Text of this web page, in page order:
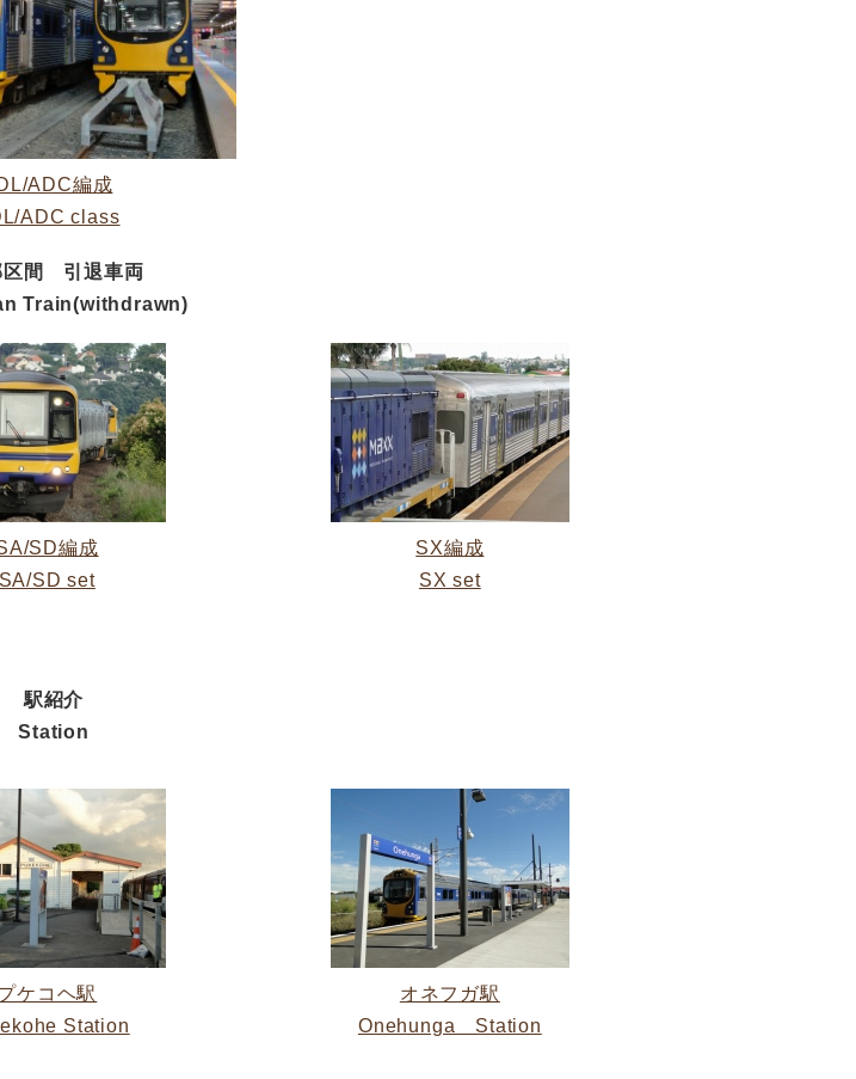
ADC編成
ADC class
区間 引退車両
Train(withdrawn)
SD編成
SA/SD set
SX編成
SX set
駅紹介
Station
ケコヘ駅
Station
オネフガ駅
Onehunga Station